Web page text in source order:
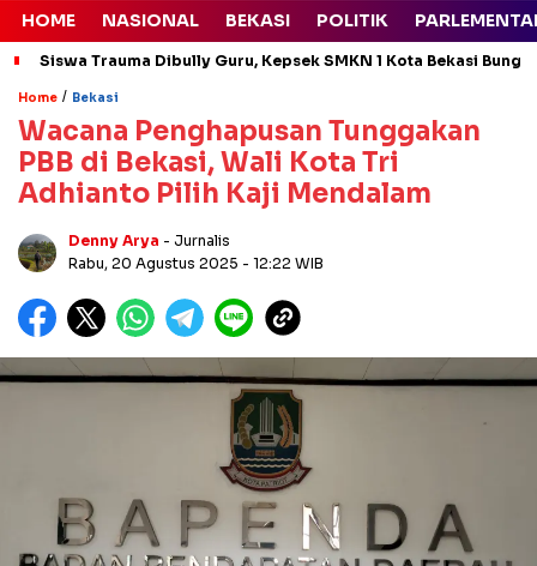
HOME NASIONAL BEKASI POLITIK
Siswa Trauma Dibully Guru, Kepsek SMKN 1 Kota Bekasi
Home / Bekasi
Wacana Penghapusan Tunggakan
PBB di Bekasi, Wali Kota Tri
Adhianto Pilih Kaji Mendalam
Denny Arya - Jurnalis
Rabu, 20 Agustus 2025 - 12:22 WIB